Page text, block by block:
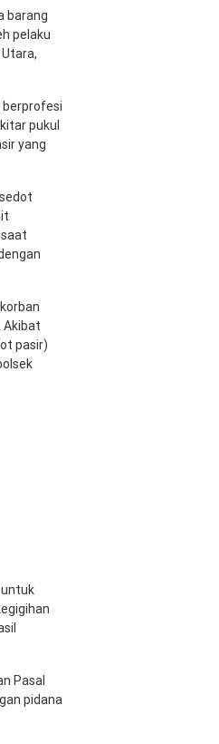
barang
pelaku
berprofesi
pukul
yang
Akibat
pasir)
untuk
Pasal
pidana